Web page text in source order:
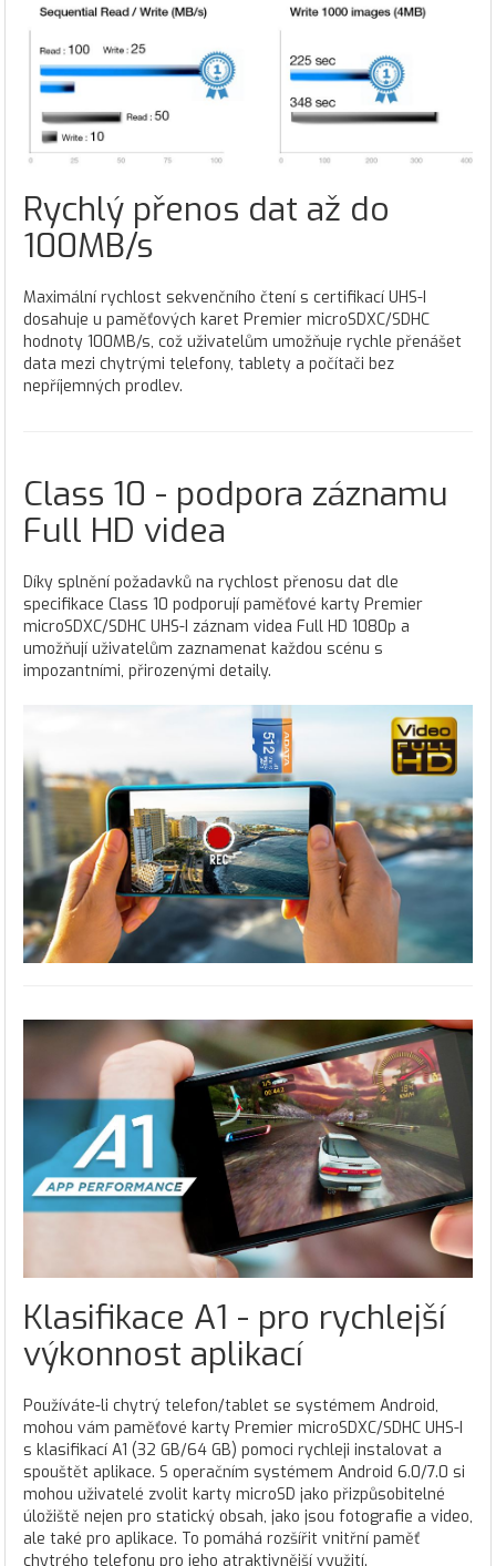
Rychlý přenos dat až do
100MB/s
Maximální rychlost sekvenčního čtení s certifikací UHS-I
dosahuje u paměťových karet Premier microSDXC/SDHC
hodnoty 100MB/s, což uživatelům umožňuje rychle přenášet
data mezi chytrými telefony, tablety a počítači bez
nepříjemných prodlev.
Class 10 - podpora záznamu
Full HD videa
Díky splnění požadavků na rychlost přenosu dat dle
specifikace Class 10 podporují paměťové karty Premier
microSDXC/SDHC UHS-I záznam videa Full HD 1080p a
umožňují uživatelům zaznamenat každou scénu s
impozantními, přirozenými detaily.
Klasifikace A1 - pro rychlejší
výkonnost aplikací
Používáte-li chytrý telefon/tablet se systémem Android,
mohou vám paměťové karty Premier microSDXC/SDHC UHS-I
s klasifikací A1 (32 GB/64 GB) pomoci rychleji instalovat a
spouštět aplikace. S operačním systémem Android 6.0/7.0 si
mohou uživatelé zvolit karty microSD jako přizpůsobitelné
úložiště nejen pro statický obsah, jako jsou fotografie a video,
ale také pro aplikace. To pomáhá rozšířit vnitřní paměť
chytrého telefonu pro jeho atraktivnější využití.